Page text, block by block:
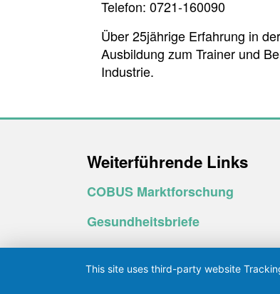
Telefon: 0721-160090
Über 25jährige Erfahrung in
Ausbildung zum Trainer und
Industrie.
Weiterführende Links
COBUS Marktforschung
Gesundheitsbriefe
This site uses third-party website